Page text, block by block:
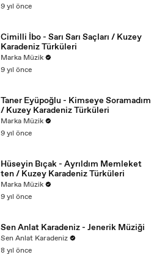
9 yıl önce
Cimilli İbo - Sarı Sarı Saçları / Kuzey
Karadeniz Türküleri
Marka Müzik
9 yıl önce
Taner Eyüpoğlu - Kimseye Soramadım
/ Kuzey Karadeniz Türküleri
Marka Müzik
9 yıl önce
Hüseyin Bıçak - Ayrıldım Memleket
ten / Kuzey Karadeniz Türküleri
Marka Müzik
9 yıl önce
Sen Anlat Karadeniz - Jenerik Müziği
Sen Anlat Karadeniz
8 yıl önce